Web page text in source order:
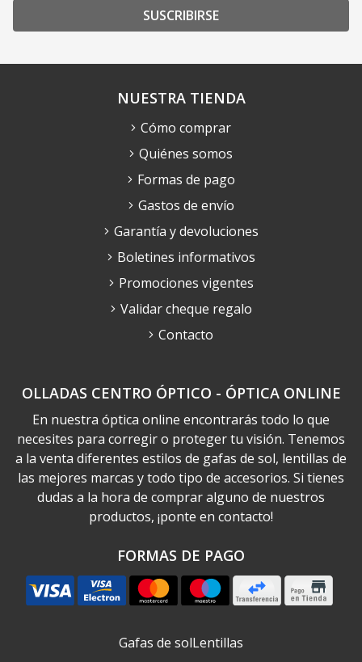
SUSCRIBIRSE
OLLADAS CENTRO ÓPTICO - ÓPTICA ONLINE
En nuestra óptica online encontrarás todo lo que
necesites para corregir o proteger tu visión. Tenemos
a la venta diferentes estilos de gafas de sol, lentillas de
las mejores marcas y todo tipo de accesorios. Si tienes
dudas a la hora de comprar alguno de nuestros
productos, ¡ponte en contacto!
FORMAS DE PAGO
NUESTRA TIENDA
Cómo comprar
Quiénes somos
Formas de pago
Gastos de envío
Garantía y devoluciones
Boletines informativos
Promociones vigentes
Validar cheque regalo
Contacto
Gafas de solLentillas